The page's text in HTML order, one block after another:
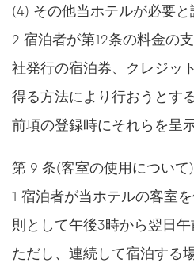
(4) その他当ホテルが必要
2 宿泊者が第12条の料金の
社発行の宿泊券、クレジッ
得る方法により行おうとす
前項の登録時にそれらを呈
第 9 条(客室の使用について)
1 宿泊者が当ホテルの客室
則として午後3時から翌日午
ただし、連続して宿泊する